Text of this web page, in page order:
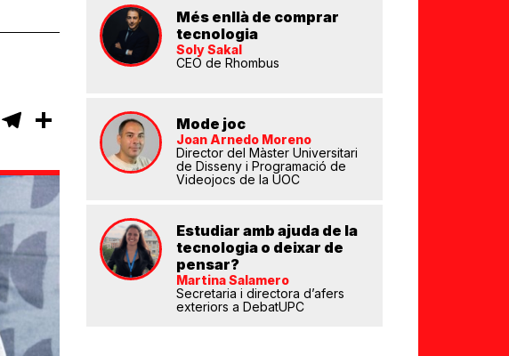
WhatsAppTelegramComparteix
Més enllà de comprar
tecnologia
Soly Sakal
CEO de Rhombus
Mode joc
Joan Arnedo Moreno
Director del Màster Universitari
de Disseny i Programació de
Videojocs de la UOC
Estudiar amb ajuda de la
tecnologia o deixar de
pensar?
Martina Salamero
Secretaria i directora d’afers
exteriors a DebatUPC